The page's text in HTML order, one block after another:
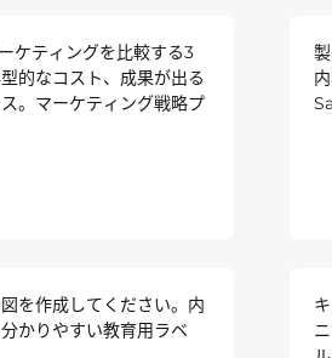
ケティングを比較する3
的なコスト、成果が出る
。マーケティング戦略プ
を作成してください。内
かりやすい教育用ラベ